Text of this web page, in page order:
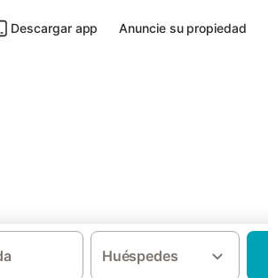
Descargar app Anuncie su propiedad
Huéspedes